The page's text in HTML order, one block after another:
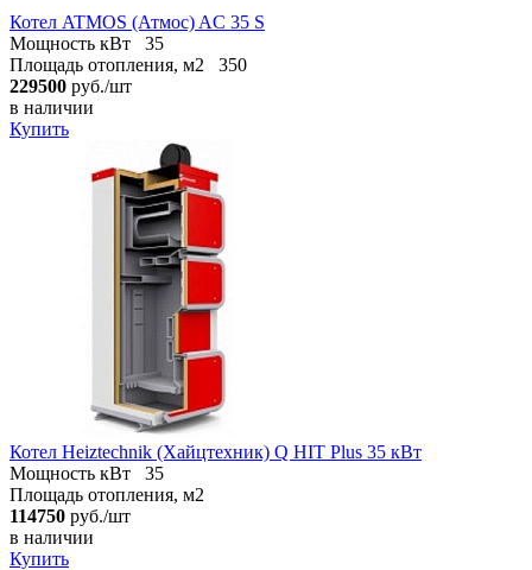
Котел ATMOS (Атмос) AC 35 S
Мощность кВт
35
Площадь отопления, м2
350
229500 руб./шт
в наличии
Купить
Котел Heiztechnik (Хайцтехник) Q HIT Plus 35 кВт
Мощность кВт
35
Площадь отопления, м2
114750 руб./шт
в наличии
Купить